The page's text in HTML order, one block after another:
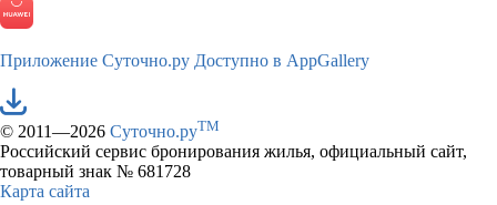
Приложение Суточно.ру Доступно в AppGallery
© 2011—2026 Суточно.руTM
Российский сервис бронирования жилья, официальный сайт,
товарный знак № 681728
Карта сайта